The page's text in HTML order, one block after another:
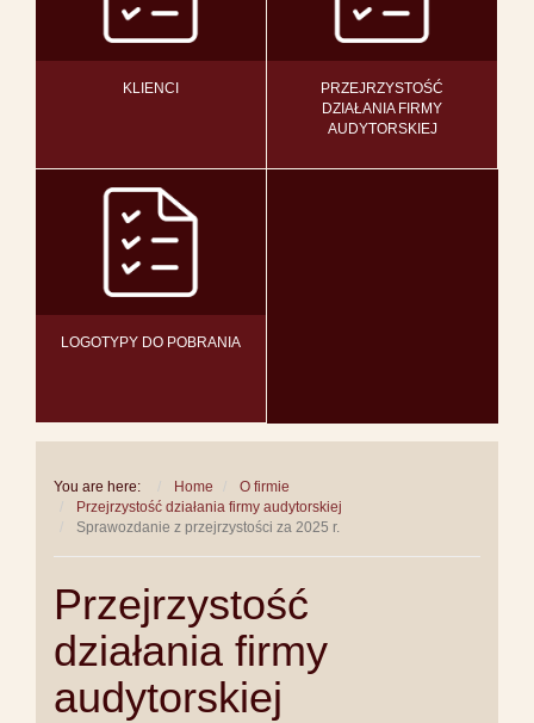
KLIENCI
PRZEJRZYSTOŚĆ
DZIAŁANIA FIRMY
AUDYTORSKIEJ
LOGOTYPY DO POBRANIA
You are here: Home
O firmie
Przejrzystość działania firmy audytorskiej
Sprawozdanie z przejrzystości za 2025 r.
Przejrzystość
działania firmy
audytorskiej